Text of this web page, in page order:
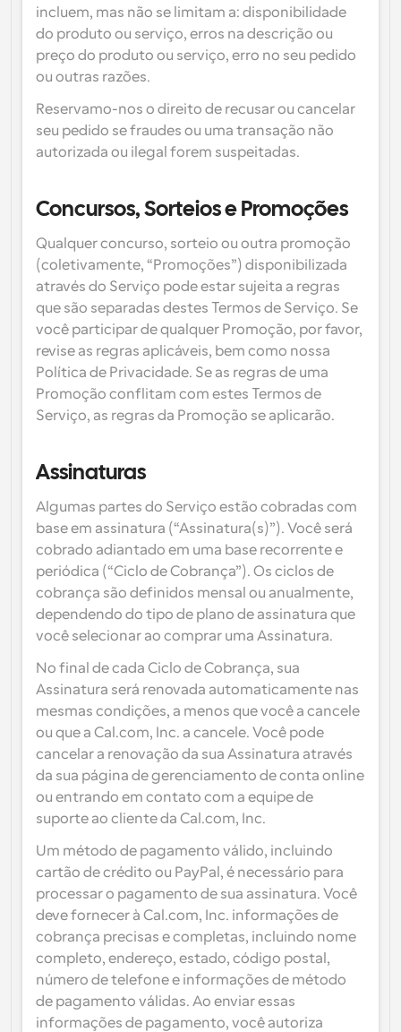
incluem, mas não se limitam a: disponibilidade
do produto ou serviço, erros na descrição ou
preço do produto ou serviço, erro no seu pedido
ou outras razões.
Reservamo-nos o direito de recusar ou cancelar
seu pedido se fraudes ou uma transação não
autorizada ou ilegal forem suspeitadas.
Concursos, Sorteios e Promoções
Qualquer concurso, sorteio ou outra promoção
(coletivamente, “Promoções”) disponibilizada
através do Serviço pode estar sujeita a regras
que são separadas destes Termos de Serviço. Se
você participar de qualquer Promoção, por favor,
revise as regras aplicáveis, bem como nossa
Política de Privacidade. Se as regras de uma
Promoção conflitam com estes Termos de
Serviço, as regras da Promoção se aplicarão.
Assinaturas
Algumas partes do Serviço estão cobradas com
base em assinatura (“Assinatura(s)”). Você será
cobrado adiantado em uma base recorrente e
periódica (“Ciclo de Cobrança”). Os ciclos de
cobrança são definidos mensal ou anualmente,
dependendo do tipo de plano de assinatura que
você selecionar ao comprar uma Assinatura.
No final de cada Ciclo de Cobrança, sua
Assinatura será renovada automaticamente nas
mesmas condições, a menos que você a cancele
ou que a Cal.com, Inc. a cancele. Você pode
cancelar a renovação da sua Assinatura através
da sua página de gerenciamento de conta online
ou entrando em contato com a equipe de
suporte ao cliente da Cal.com, Inc.
Um método de pagamento válido, incluindo
cartão de crédito ou PayPal, é necessário para
processar o pagamento de sua assinatura. Você
deve fornecer à Cal.com, Inc. informações de
cobrança precisas e completas, incluindo nome
completo, endereço, estado, código postal,
número de telefone e informações de método
de pagamento válidas. Ao enviar essas
informações de pagamento, você autoriza